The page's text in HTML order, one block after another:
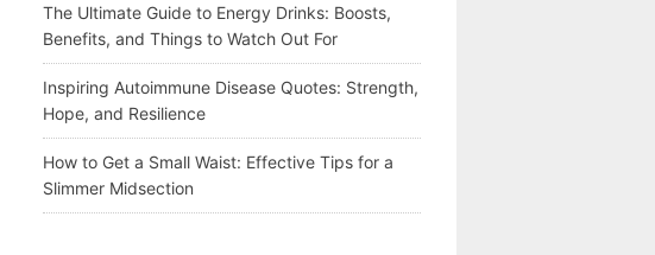
The Ultimate Guide to Energy Drinks: Boosts,
Benefits, and Things to Watch Out For
Inspiring Autoimmune Disease Quotes: Strength,
Hope, and Resilience
How to Get a Small Waist: Effective Tips for a
Slimmer Midsection